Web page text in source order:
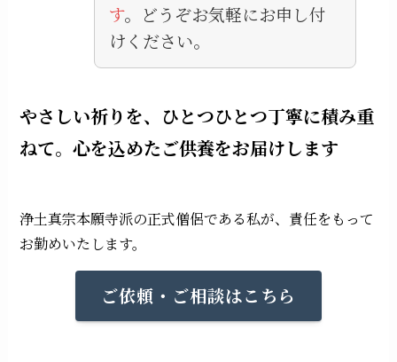
す。どうぞお気軽にお申し付
けください。
やさしい祈りを、ひとつひとつ丁寧に積み重
ねて。心を込めたご供養をお届けします
浄土真宗本願寺派の正式僧侶である私が、責任をもって
お勤めいたします。
ご依頼・ご相談はこちら